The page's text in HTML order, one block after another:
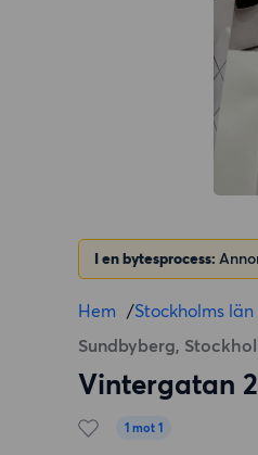
I en bytesprocess:
Hem /Stockholms län
Sundbyberg,
Vintergatan
1 mot 1